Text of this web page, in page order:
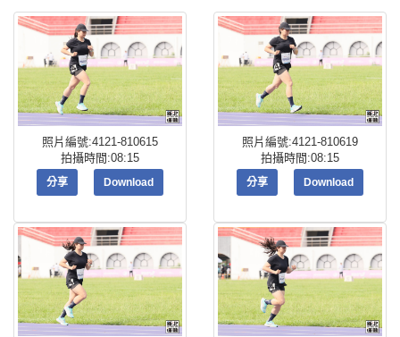
照片編號:4121-810615
拍攝時間:08:15
分享 Download
照片編號:4121-810619
拍攝時間:08:15
分享 Download